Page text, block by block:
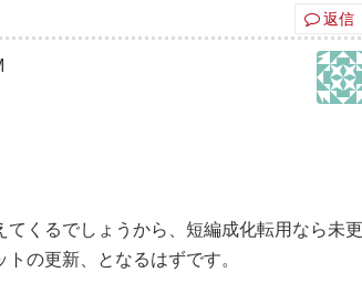
返信
くるでしょうから、短編成化転用なら未更
の更新、となるはずです。